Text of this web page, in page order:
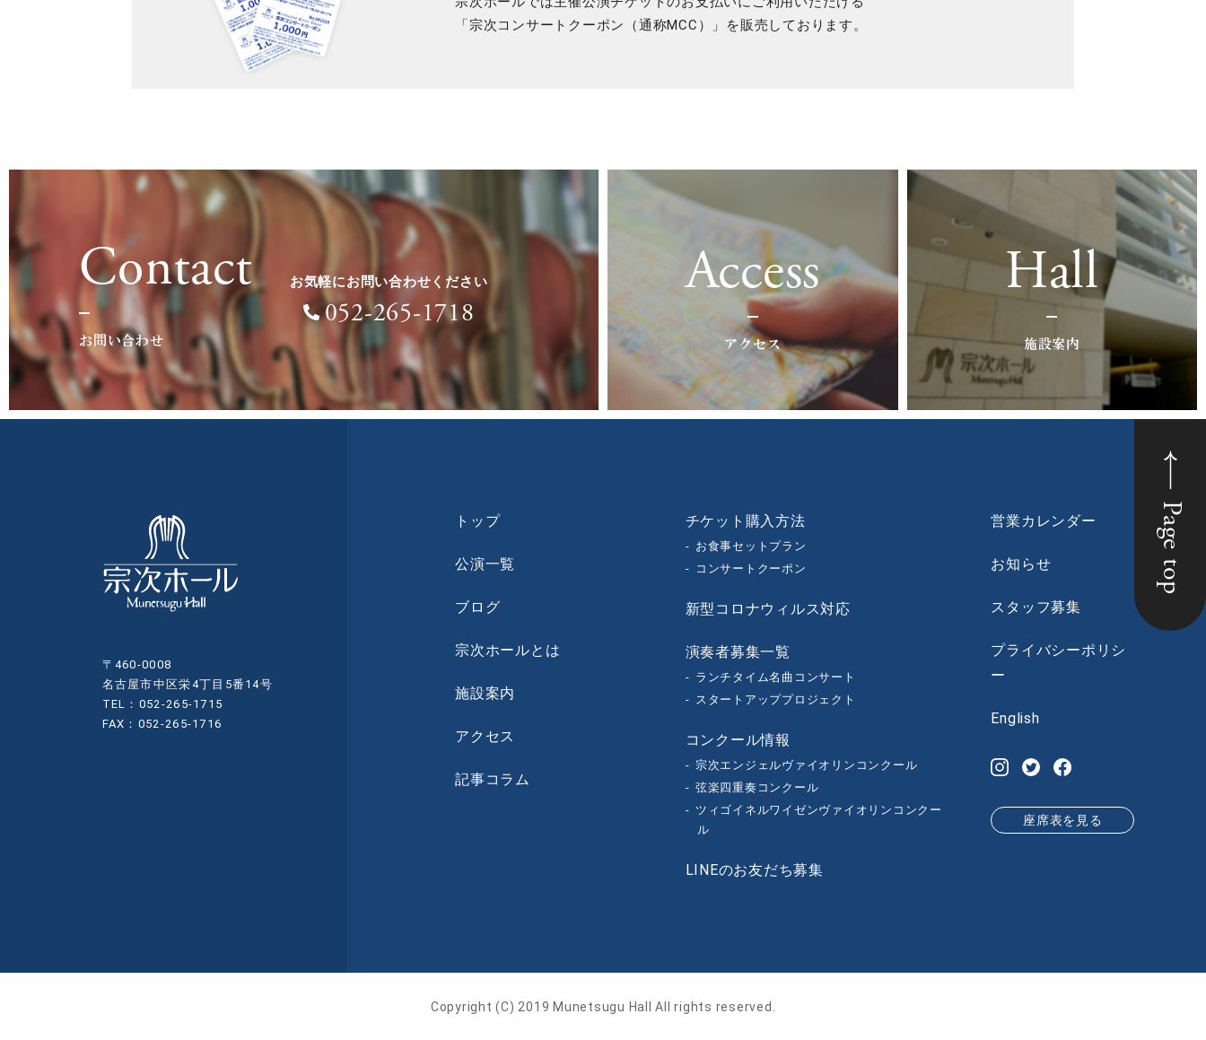
「宗次コンサートクーポン（通称MCC）」を販売しております。
Contact
お問い合わせ
お気軽にお問い合わせください
052-265-1718
Access
アクセス
Hall
施設案内
Page top
〒460-0008
名古屋市中区栄4丁目5番14号
TEL：052-265-1715
FAX：052-265-1716
トップ
公演一覧
ブログ
宗次ホールとは
施設案内
アクセス
記事コラム
チケット購入方法
お食事セットプラン
コンサートクーポン
新型コロナウィルス対応
演奏者募集一覧
ランチタイム名曲コンサート
スタートアッププロジェクト
コンクール情報
宗次エンジェルヴァイオリンコンクール
弦楽四重奏コンクール
ツィゴイネルワイゼンヴァイオリンコンクー
ル
LINEのお友だち募集
営業カレンダー
お知らせ
スタッフ募集
プライバシーポリシ
ー
English
座席表を見る
Copyright (C) 2019 Munetsugu Hall All rights reserved.